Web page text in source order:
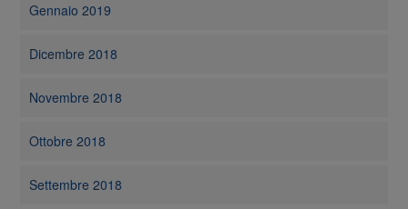
Gennaio 2019
Dicembre 2018
Novembre 2018
Ottobre 2018
Settembre 2018